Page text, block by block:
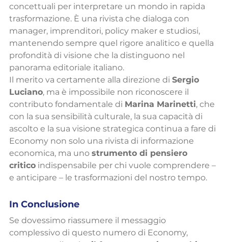
concettuali per interpretare un mondo in rapida
trasformazione. È una rivista che dialoga con
manager, imprenditori, policy maker e studiosi,
mantenendo sempre quel rigore analitico e quella
profondità di visione che la distinguono nel
panorama editoriale italiano.
Il merito va certamente alla direzione di Sergio
Luciano, ma è impossibile non riconoscere il
contributo fondamentale di Marina Marinetti, che
con la sua sensibilità culturale, la sua capacità di
ascolto e la sua visione strategica continua a fare di
Economy non solo una rivista di informazione
economica, ma uno strumento di pensiero
critico indispensabile per chi vuole comprendere –
e anticipare – le trasformazioni del nostro tempo.
In Conclusione
Se dovessimo riassumere il messaggio
complessivo di questo numero di Economy,